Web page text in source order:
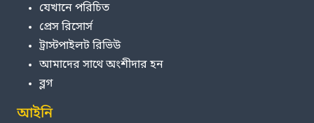
যেখানে পরিচিত
প্রেস রিসোর্স
ট্রাস্টপাইলট রিভিউ
আমাদের সাথে অংশীদার হন
ব্লগ
আইনি